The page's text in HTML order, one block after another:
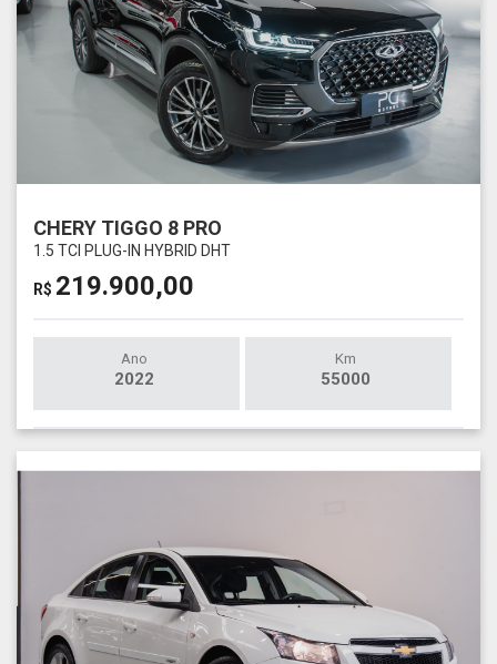
CHERY TIGGO 8 PRO
1.5 TCI PLUG-IN HYBRID DHT
R$ 219.900,00
Ano
2022
Km
55000